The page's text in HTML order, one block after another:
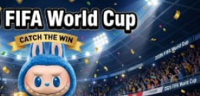
网 - 实时电竞比分、赛
析
截详情